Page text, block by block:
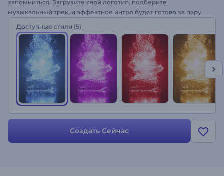
запомниться. Загрузите свой логотип, подберите
музыкальный трек, и эффектное интро будет готово за пару
презентациям, интро для YouTube, заставок для блогов и
многого другого. Создайте анимацию своего логотипа прямо
в браузере!
Доступные стили (5)
Создать Сейчас